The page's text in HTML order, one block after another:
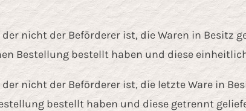
nicht der Beförderer ist, die Waren in Besitz
Bestellung bestellt haben und diese
nicht der Beförderer ist, die letzte Ware in
bestellt haben und diese getrennt